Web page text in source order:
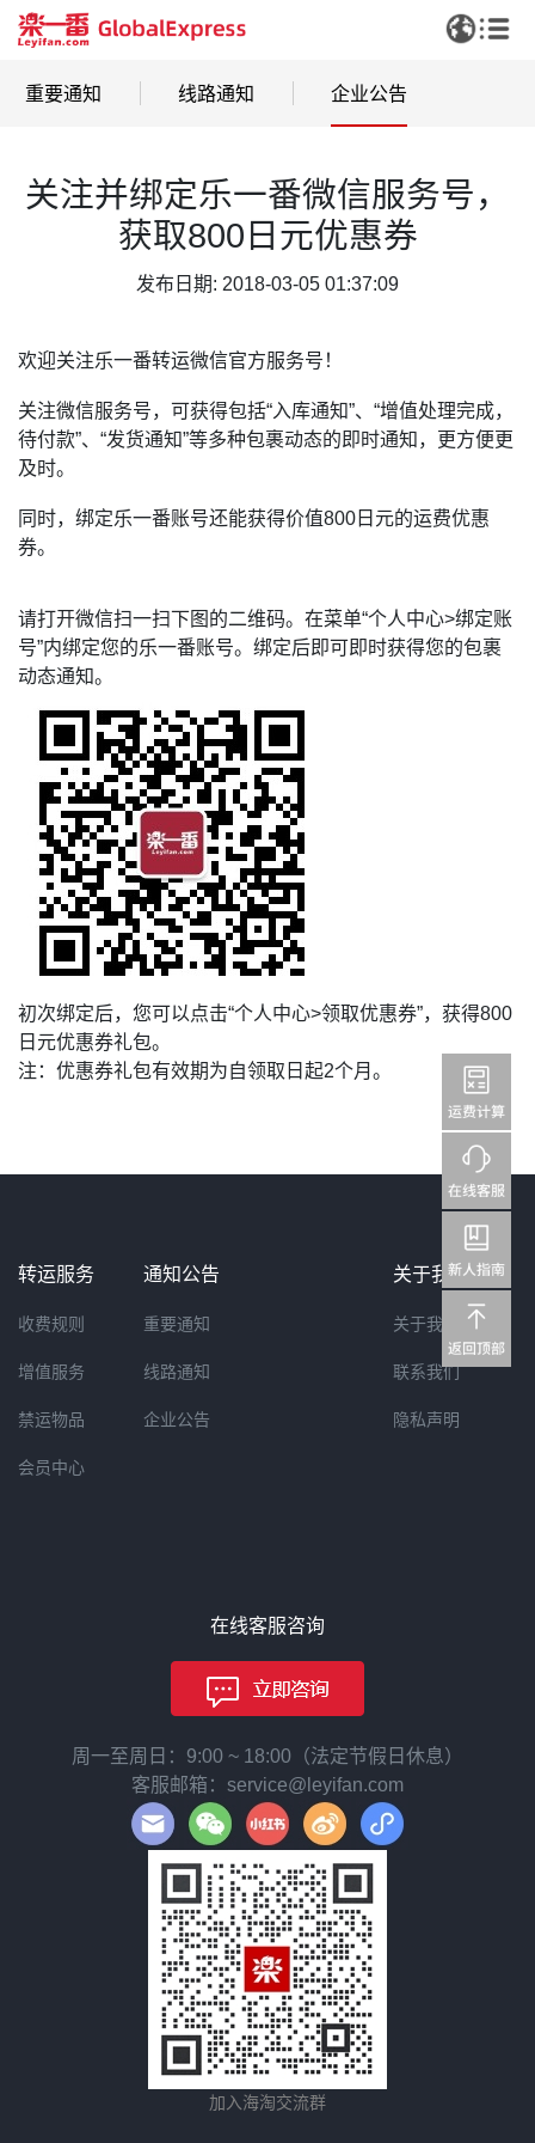
重要通知 线路通知 企业公告
关注并绑定乐一番微信服务号，
获取800日元优惠券
发布日期: 2018-03-05 01:37:09
欢迎关注乐一番转运微信官方服务号！
关注微信服务号，可获得包括“入库通知”、“增值处理完成，
待付款”、“发货通知”等多种包裹动态的即时通知，更方便更
及时。
同时，绑定乐一番账号还能获得价值800日元的运费优惠
券。
请打开微信扫一扫下图的二维码。在菜单“个人中心>绑定账
号”内绑定您的乐一番账号。绑定后即可即时获得您的包裹
动态通知。
初次绑定后，您可以点击“个人中心>领取优惠券”，获得800
日元优惠券礼包。
注：优惠券礼包有效期为自领取日起2个月。
转运服务
收费规则
增值服务
禁运物品
会员中心
通知公告
重要通知
线路通知
企业公告
关于我们
关于我们
联系我们
隐私声明
在线客服咨询
周一至周日：9:00 ~ 18:00（法定节假日休息）
客服邮箱：service@leyifan.com
加入海淘交流群